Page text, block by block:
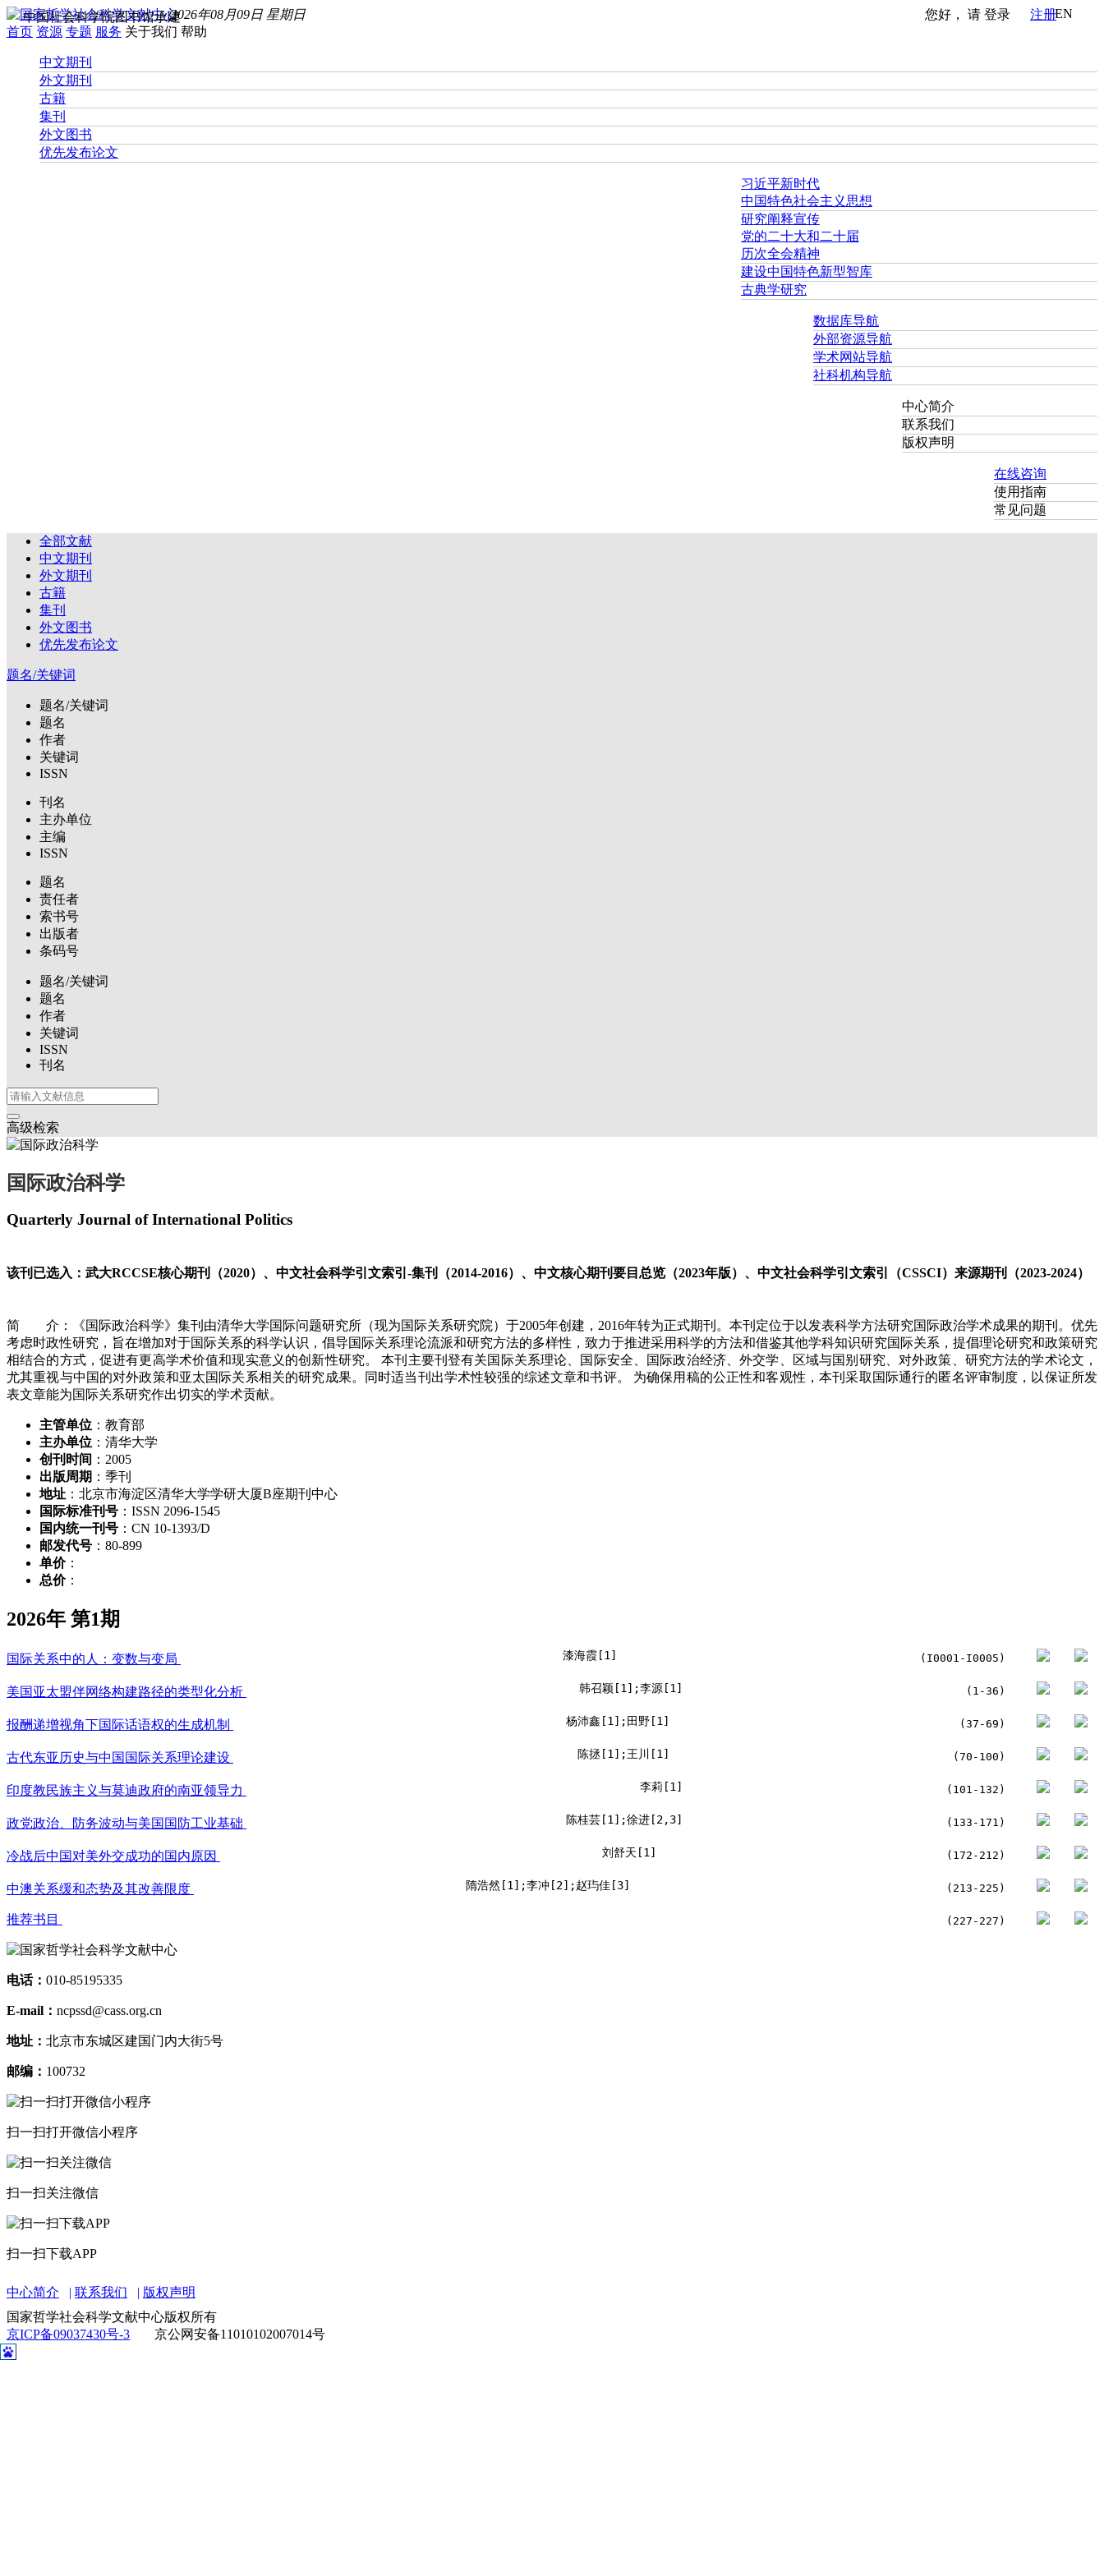
您好， 请 登录 注册EN
2026年08月09日 星期日
中国社会科学院图书馆承建
首页 资源 专题 服务 关于我们 帮助
中文期刊
外文期刊
古籍
集刊
外文图书
优先发布论文
习近平新时代
中国特色社会主义思想
研究阐释宣传
党的二十大和二十届
历次全会精神
建设中国特色新型智库
古典学研究
数据库导航
外部资源导航
学术网站导航
社科机构导航
中心简介
联系我们
版权声明
在线咨询
使用指南
常见问题
全部文献
中文期刊
外文期刊
古籍
集刊
外文图书
优先发布论文
题名/关键词
题名/关键词
题名
作者
关键词
ISSN
刊名
主办单位
主编
ISSN
题名
责任者
索书号
出版者
条码号
题名/关键词
题名
作者
关键词
ISSN
刊名
高级检索
国际政治科学
Quarterly Journal of International Politics
该刊已选入：武大RCCSE核心期刊（2020）、中文社会科学引文索引-集刊（2014-2016）、中文核心期刊要目总览（2023年版）、中文社会科学引文索引（CSSCI）来源期刊（2023-2024）
简 介：《国际政治科学》集刊由清华大学国际问题研究所（现为国际关系研究院）于2005年创建，2016年转为正式期刊。本刊定位于以发表科学方法研究国际政治学术成果的期刊。优先
考虑时政性研究，旨在增加对于国际关系的科学认识，倡导国际关系理论流派和研究方法的多样性，致力于推进采用科学的方法和借鉴其他学科知识研究国际关系，提倡理论研究和政策研究
相结合的方式，促进有更高学术价值和现实意义的创新性研究。 本刊主要刊登有关国际关系理论、国际安全、国际政治经济、外交学、区域与国别研究、对外政策、研究方法的学术论文，
尤其重视与中国的对外政策和亚太国际关系相关的研究成果。同时适当刊出学术性较强的综述文章和书评。 为确保用稿的公正性和客观性，本刊采取国际通行的匿名评审制度，以保证所发
表文章能为国际关系研究作出切实的学术贡献。
主管单位 ：教育部
主办单位 ：清华大学
创刊时间 ：2005
出版周期 ：季刊
地址 ：北京市海淀区清华大学学研大厦B座期刊中心
国际标准刊号 ：ISSN 2096-1545
国内统一刊号 ：CN 10-1393/D
邮发代号 ：80-899
单价：
总价：
2026年 第1期
国际关系中的人：变数与变局 漆海霞[1] (I0001-I0005)
美国亚太盟伴网络构建路径的类型化分析 韩召颖[1];李源[1] (1-36)
报酬递增视角下国际话语权的生成机制 杨沛鑫[1];田野[1] (37-69)
古代东亚历史与中国国际关系理论建设 陈拯[1];王川[1] (70-100)
印度教民族主义与莫迪政府的南亚领导力 李莉[1] (101-132)
政党政治、防务波动与美国国防工业基础 陈桂芸[1];徐进[2,3] (133-171)
冷战后中国对美外交成功的国内原因 刘舒天[1] (172-212)
中澳关系缓和态势及其改善限度 隋浩然[1];李冲[2];赵玙佳[3] (213-225)
推荐书目 (227-227)
电话： 010-85195335
E-mail： ncpssd@cass.org.cn
地址： 北京市东城区建国门内大街5号
邮编： 100732
扫一扫打开微信小程序
扫一扫关注微信
扫一扫下载APP
中心简介 联系我们
版权声明
国家哲学社会科学文献中心版权所有
京ICP备09037430号-3
京公网安备11010102007014号